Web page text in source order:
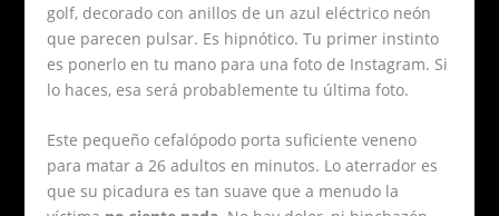
golf, decorado con anillos de un azul eléctrico neón
que parecen pulsar. Es hipnótico. Tu primer instinto
es ponerlo en tu mano para una foto de Instagram. Si
lo haces, esa será probablemente tu última foto.
Este pequeño cefalópodo porta suficiente veneno
para matar a 26 adultos en minutos. Lo aterrador es
que su picadura es tan suave que a menudo la